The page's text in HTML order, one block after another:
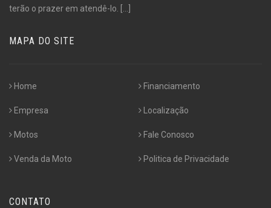
terão o prazer em atendê-lo. [...]
MAPA DO SITE
Home
Empresa
Motos
Venda da Moto
Financiamento
Localização
Fale Conosco
Politica de Privacidade
CONTATO